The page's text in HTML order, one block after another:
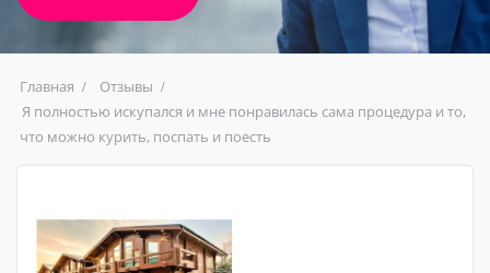
Главная
Отзывы
Я полностью искупался и мне понравилась сама процедура и то,
что можно курить, поспать и поесть